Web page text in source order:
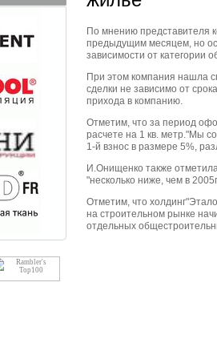
По мнению представителя
предыдущим месяцем, но
зависимости от категории
При этом компания нашла
сделки не зависимо от
прихода в компанию.
Отметим, что за период
расчете на 1 кв. метр."Мы
1-й взнос в размере 5%,
И.Онищенко также
"несколько ниже, чем в
Отметим, что
на строительном рынке
отдельных